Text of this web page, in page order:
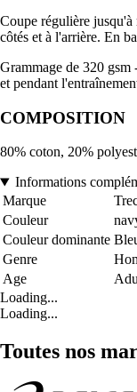
Coupe régulière jusqu'à
côtés et à l'arrière. En
Grammage de 320 gsm
et pendant
COMPOSITION
80% coton, 20%
Informations
Marque
Couleur
Couleur dominante
Genre
Age
Loading...
Loading...
Toutes nos